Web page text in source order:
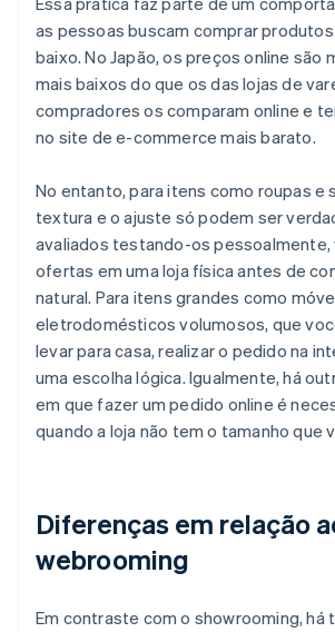
as pessoas buscam comprar
baixo. No Japão, os preços online são
mais baixos do que os das lojas de
compradores os comparam online e
no site de e-commerce mais barato.
No entanto, para itens como roupas e
textura e o ajuste só podem ser
avaliados testando-os pessoalmente,
ofertas em uma loja física antes de
natural. Para itens grandes como
eletrodomésticos volumosos, que
levar para casa, realizar o pedido na
uma escolha lógica. Igualmente, há
em que fazer um pedido online é
quando a loja não tem o tamanho que
Diferenças em relação
webrooming
Em contraste com o showrooming, há